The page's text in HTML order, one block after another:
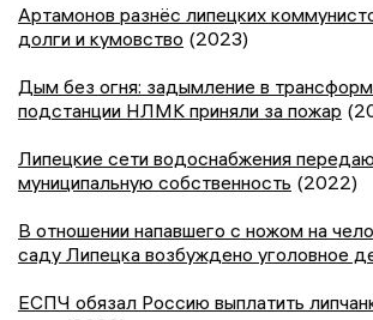
Артамонов разнёс липецких
долги и кумовство (2023)
Дым без огня: задымление в
подстанции НЛМК приняли за пожар
Липецкие сети водоснабжения
муниципальную собственность (2022)
В отношении напавшего с ножом на
саду Липецка возбуждено уголовное
ЕСПЧ обязал Россию выплатить